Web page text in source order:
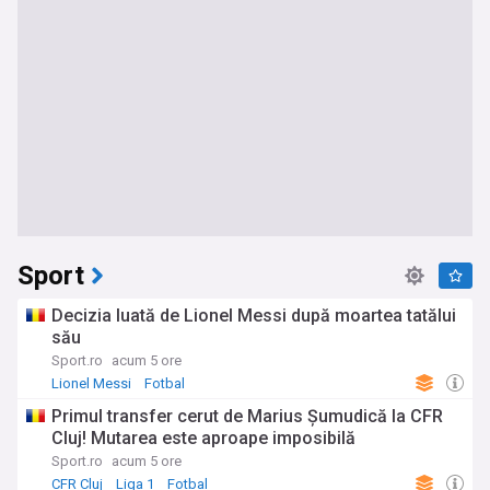
Sport
Decizia luată de Lionel Messi după moartea tatălui
său
Sport.ro
acum 5 ore
Lionel Messi
Fotbal
Primul transfer cerut de Marius Șumudică la CFR
Cluj! Mutarea este aproape imposibilă
Sport.ro
acum 5 ore
CFR Cluj
Liga 1 Fotbal